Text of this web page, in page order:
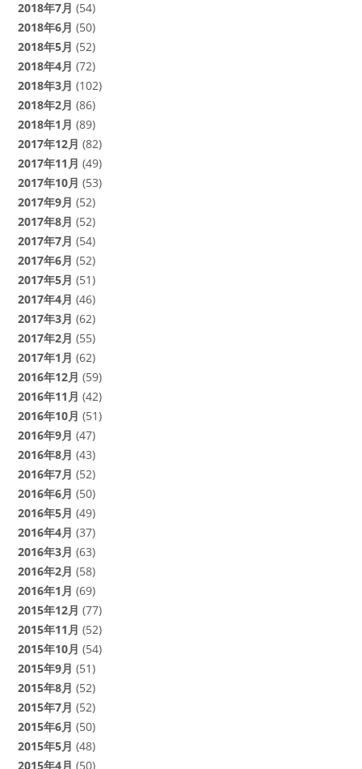
2018年7月 (54)
2018年6月 (50)
2018年5月 (52)
2018年4月 (72)
2018年3月 (102)
2018年2月 (86)
2018年1月 (89)
2017年12月 (82)
2017年11月 (49)
2017年10月 (53)
2017年9月 (52)
2017年8月 (52)
2017年7月 (54)
2017年6月 (52)
2017年5月 (51)
2017年4月 (46)
2017年3月 (62)
2017年2月 (55)
2017年1月 (62)
2016年12月 (59)
2016年11月 (42)
2016年10月 (51)
2016年9月 (47)
2016年8月 (43)
2016年7月 (52)
2016年6月 (50)
2016年5月 (49)
2016年4月 (37)
2016年3月 (63)
2016年2月 (58)
2016年1月 (69)
2015年12月 (77)
2015年11月 (52)
2015年10月 (54)
2015年9月 (51)
2015年8月 (52)
2015年7月 (52)
2015年6月 (50)
2015年5月 (48)